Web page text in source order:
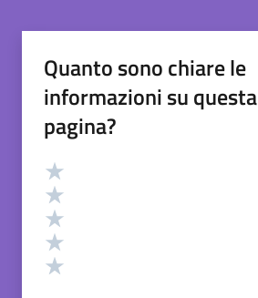
Quanto sono chiare le
informazioni su questa
pagina?
Valutazione